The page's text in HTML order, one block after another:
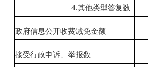
4.其他类型答复数
政府信息公开收费减免金额
接受行政申诉、举报数